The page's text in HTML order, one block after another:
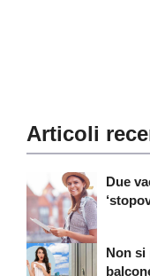
Articoli
Due
Non si